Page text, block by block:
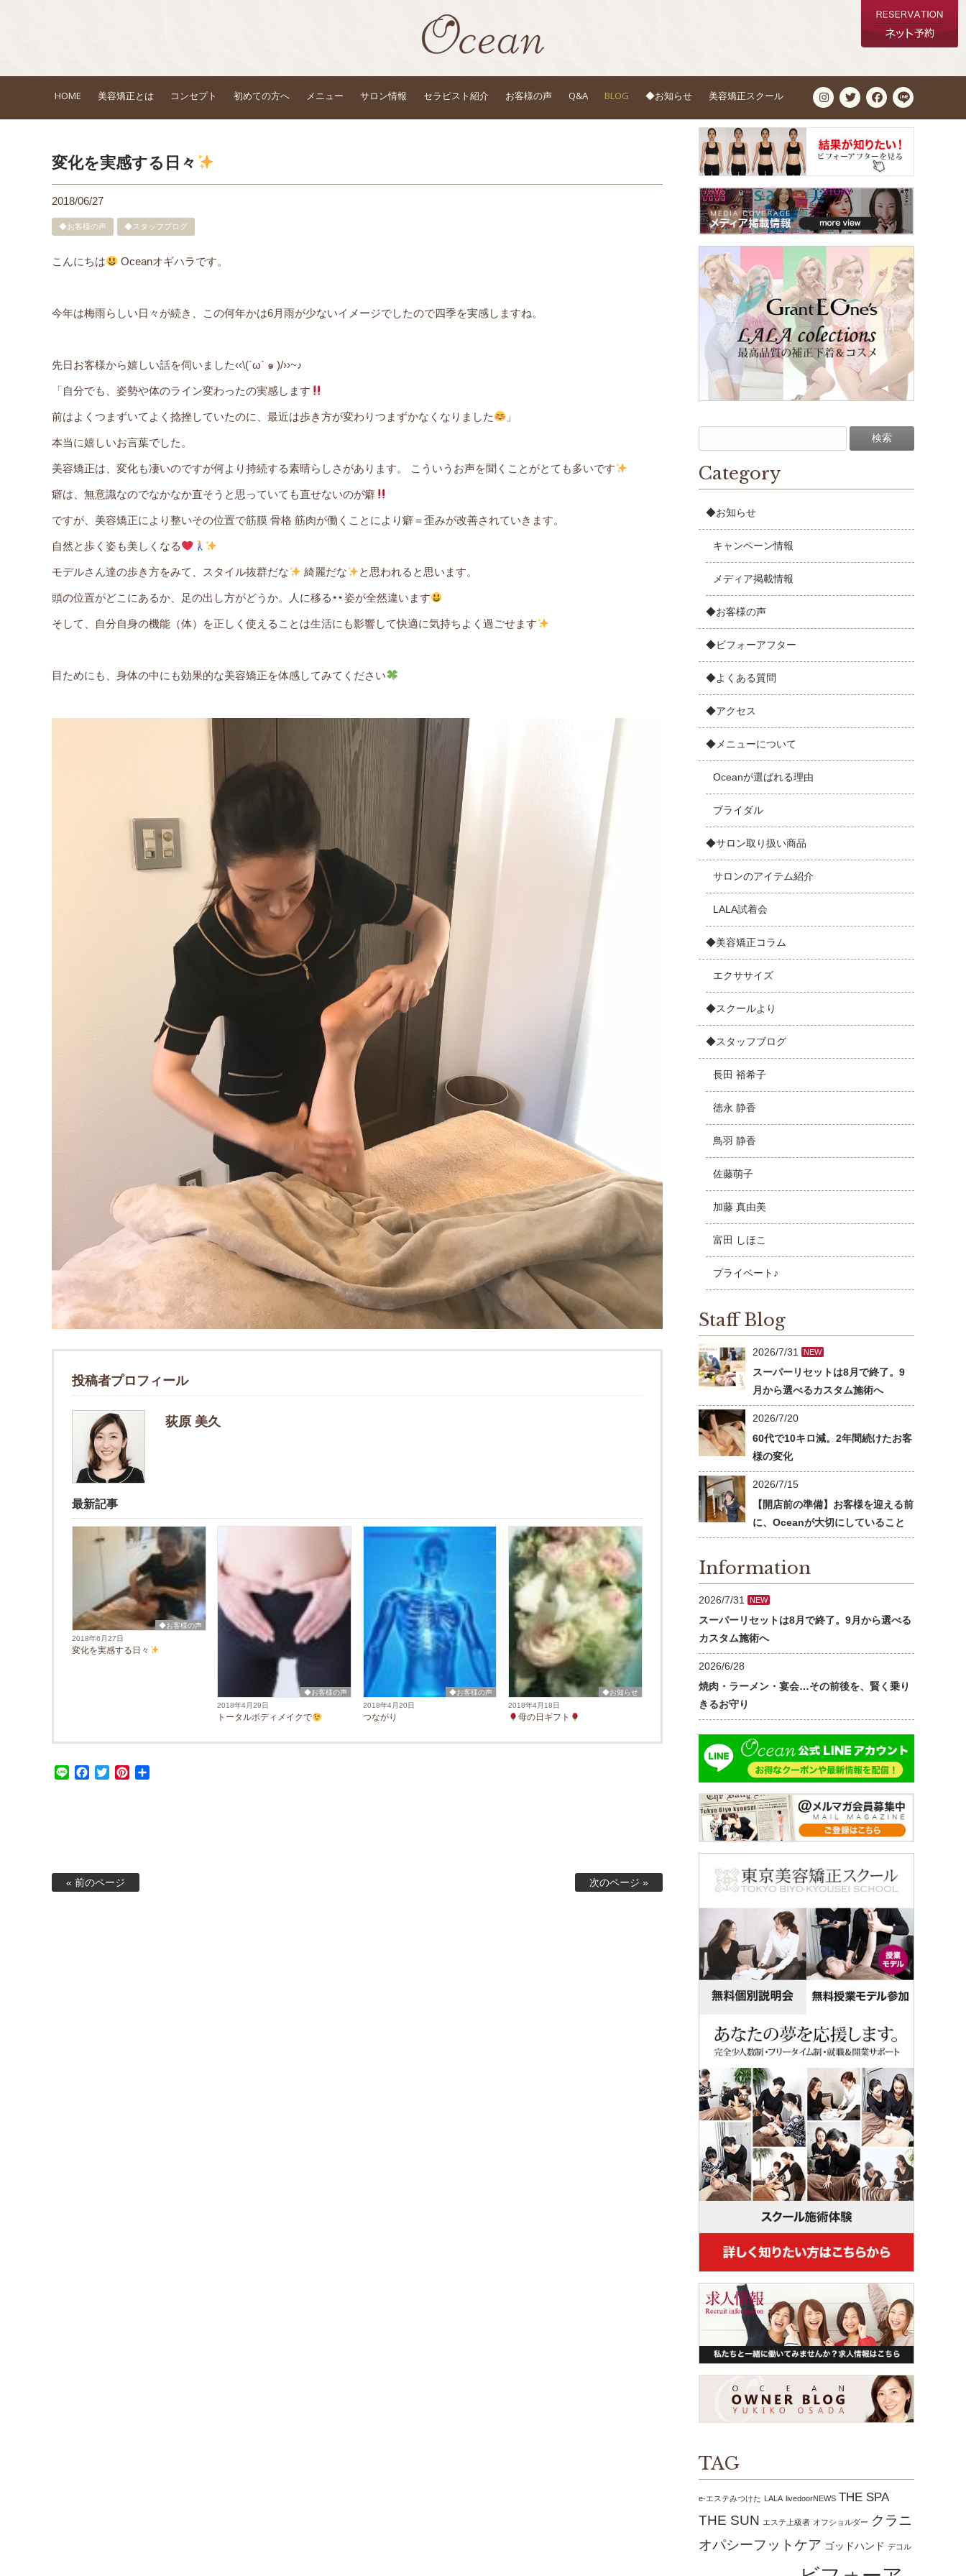
HOME 美容矯正とは コンセプト 初めての方へ メニュー サロン情報 セラピスト紹介 お客様の声 Q&A BLOG ◆お知らせ 美容矯正スクール
変化を実感する日々
2018/06/27
◆お客様の声 ◆スタッフブログ
こんにちは Oceanオギハラです。
今年は梅雨らしい日々が続き、この何年かは6月雨が少ないイメージでしたので四季を実感しますね。
先日お客様から嬉しい話を伺いました‹‹\(´ω` ๑ )/››~♪
「自分でも、姿勢や体のライン変わったの実感します
前はよくつまずいてよく捻挫していたのに、最近は歩き方が変わりつまずかなくなりました 」
本当に嬉しいお言葉でした。
美容矯正は、変化も凄いのですが何より持続する素晴らしさがあります。 こういうお声を聞くことがとても多いです
癖は、無意識なのでなかなか直そうと思っていても直せないのが癖
ですが、美容矯正により整いその位置で筋膜 骨格 筋肉が働くことにより癖＝歪みが改善されていきます。
自然と歩く姿も美しくなる
モデルさん達の歩き方をみて、スタイル抜群だな 綺麗だな と思われると思います。
頭の位置がどこにあるか、足の出し方がどうか。人に移る 姿が全然違います
そして、自分自身の機能（体）を正しく使えることは生活にも影響して快適に気持ちよく過ごせます
目ためにも、身体の中にも効果的な美容矯正を体感してみてください
投稿者プロフィール
荻原 美久
最新記事
◆お客様の声
2018年6月27日
変化を実感する日々
◆お客様の声
2018年4月29日
トータルボディメイクで
◆お客様の声
2018年4月20日
つながり
◆お知らせ
2018年4月18日
母の日ギフト
Line Facebook
TwitterPinterest
« 前のページ 次のページ »
Category
◆お知らせ
キャンペーン情報
メディア掲載情報
◆お客様の声
◆ビフォーアフター
◆よくある質問
◆アクセス
◆メニューについて
Oceanが選ばれる理由
ブライダル
◆サロン取り扱い商品
サロンのアイテム紹介
LALA試着会
◆美容矯正コラム
エクササイズ
◆スクールより
◆スタッフブログ
長田 裕希子
徳永 静香
鳥羽 静香
佐藤萌子
加藤 真由美
富田 しほこ
プライベート♪
Staff Blog
2026/7/31 NEW
スーパーリセットは8月で終了。9
月から選べるカスタム施術へ
2026/7/20
60代で10キロ減。2年間続けたお客
様の変化
2026/7/15
【開店前の準備】お客様を迎える前
に、Oceanが大切にしていること
Information
2026/7/31 NEW
スーパーリセットは8月で終了。9月から選べる
カスタム施術へ
2026/6/28
焼肉・ラーメン・宴会…その前後を、賢く乗り
きるお守り
TAG
e-エステみつけた LALA livedoorNEWS THE SPA
THE SUN エステ上級者 オフショルダー クラニ
オパシーフットケア ゴッドハンド デコル